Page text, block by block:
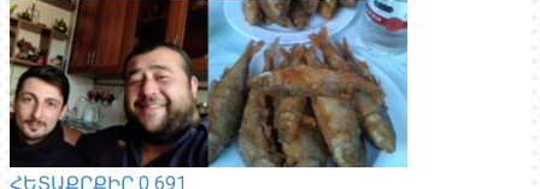
ՀԵՏԱՔՐՔԻՐ 0 691